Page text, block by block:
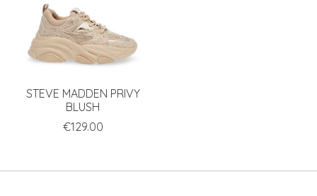
STEVE MADDEN PRIVY
BLUSH
€129.00